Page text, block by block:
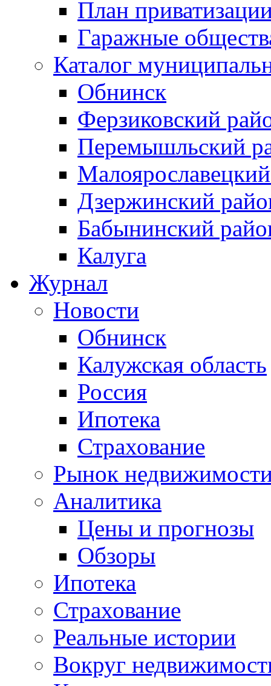
План
Гаражные
Каталог
Обнинск
Ферзиковский
Перемышльский
Дзержинский
Бабынинский
Калуга
Журнал
Новости
Обнинск
Калужская область
Россия
Ипотека
Страхование
Рынок
Аналитика
Цены и прогнозы
Обзоры
Ипотека
Страхование
Реальные истории
Вокруг